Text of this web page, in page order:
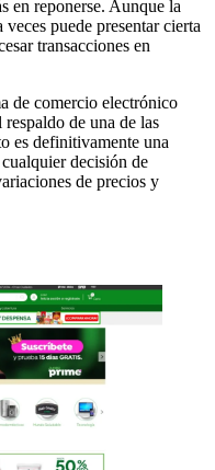
en reponerse. Aunque la
puede presentar cierta
transacciones en
de comercio electrónico
de una de las
es definitivamente una
decisión de
de precios y